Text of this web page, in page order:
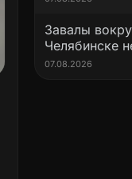
Завалы
Челябинске
07.08.2026